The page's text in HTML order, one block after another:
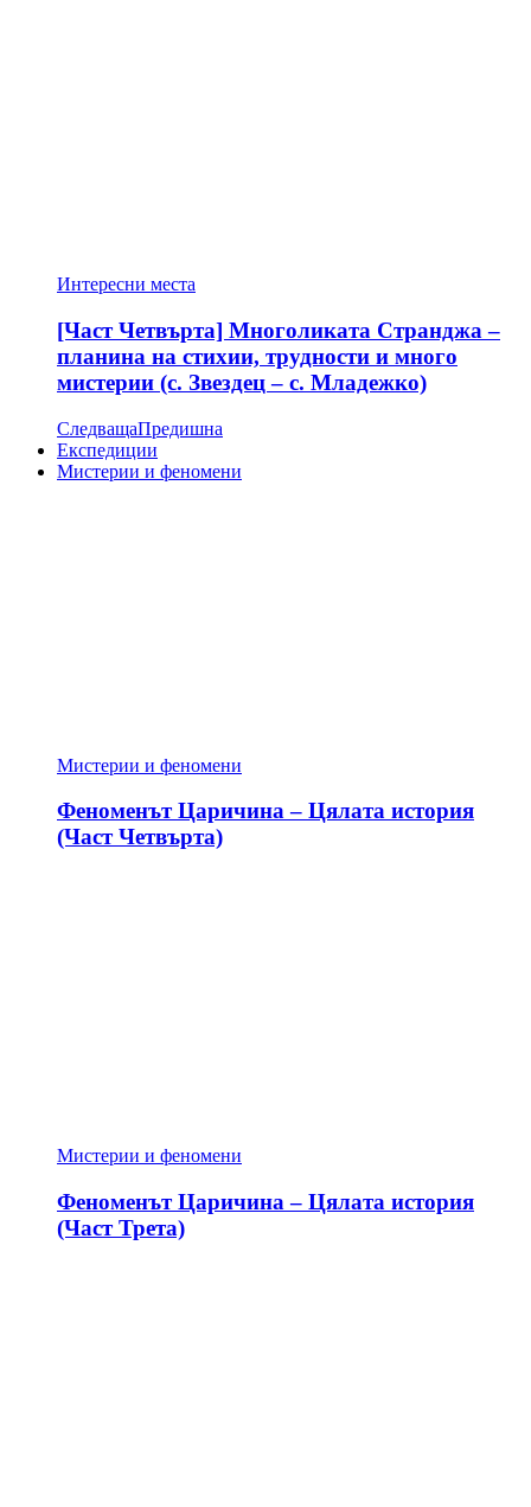
Интересни места
[Част Четвърта] Многоликата Странджа –
планина на стихии, трудности и много
мистерии (с. Звездец – с. Младежко)
СледващаПредишна
Експедиции
Мистерии и феномени
Мистерии и феномени
Феноменът Царичина – Цялата история
(Част Четвърта)
Мистерии и феномени
Феноменът Царичина – Цялата история
(Част Трета)